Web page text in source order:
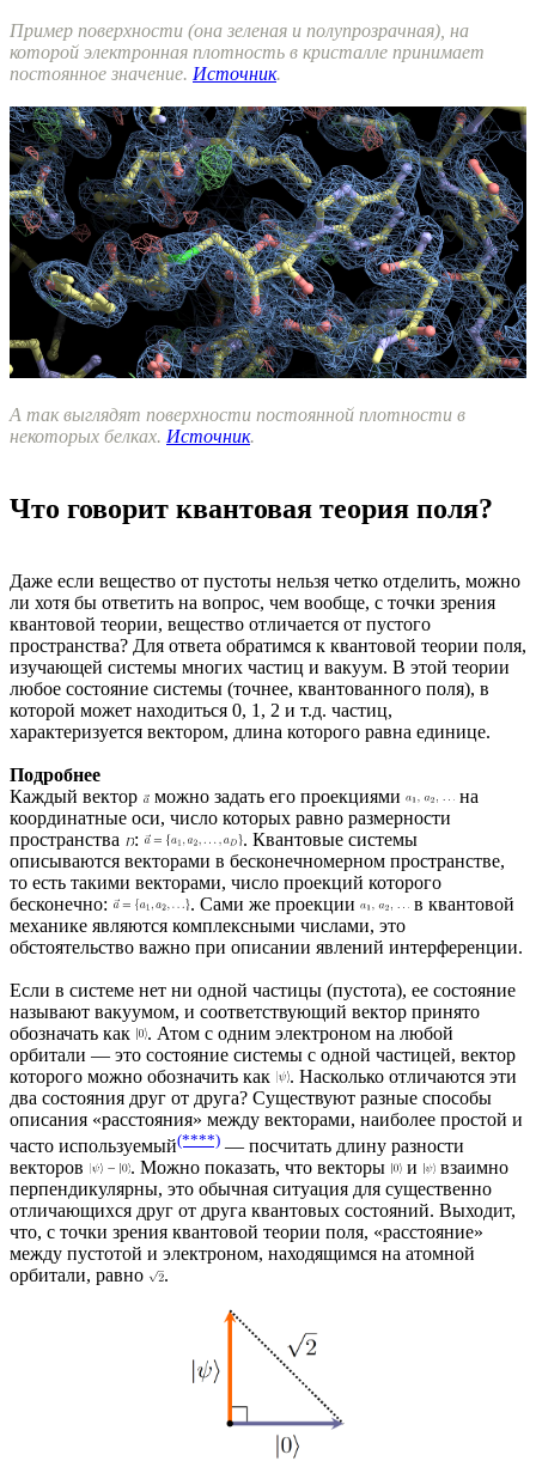
Пример поверхности (она зеленая и полупрозрачная), на
которой электронная плотность в кристалле принимает
постоянное значение. Источник.
А так выглядят поверхности постоянной плотности в
некоторых белках. Источник.
Что говорит квантовая теория поля?
Даже если вещество от пустоты нельзя четко отделить, можно
ли хотя бы ответить на вопрос, чем вообще, с точки зрения
квантовой теории, вещество отличается от пустого
пространства? Для ответа обратимся к квантовой теории поля,
изучающей системы многих частиц и вакуум. В этой теории
любое состояние системы (точнее, квантованного поля), в
которой может находиться 0, 1, 2 и т.д. частиц,
характеризуется вектором, длина которого равна единице.
Подробнее
Каждый вектор можно задать его проекциями
на
координатные оси, число которых равно размерности
пространства
:
. Квантовые системы
описываются векторами в бесконечномерном пространстве,
то есть такими векторами, число проекций которого
бесконечно:
. Сами же проекции
в квантовой
механике являются комплексными числами, это
обстоятельство важно при описании явлений интерференции.
Если в системе нет ни одной частицы (пустота), ее состояние
называют вакуумом, и соответствующий вектор принято
обозначать как
. Атом с одним электроном на любой
орбитали — это состояние системы с одной частицей, вектор
которого можно обозначить как
. Насколько отличаются эти
два состояния друг от друга? Существуют разные способы
описания «расстояния» между векторами, наиболее простой и
часто используемый(****) — посчитать длину разности
векторов
. Можно показать, что векторы и
взаимно
перпендикулярны, это обычная ситуация для существенно
отличающихся друг от друга квантовых состояний. Выходит,
что, с точки зрения квантовой теории поля, «расстояние»
между пустотой и электроном, находящимся на атомной
орбитали, равно
.